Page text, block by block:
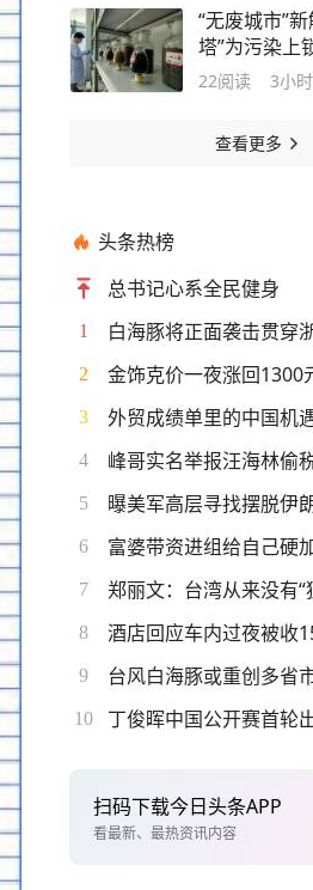
“无废城市”
塔”为污染上
22阅读 3小
查看更多
头条热榜
总书记心系全民健身
1 白海豚将正面袭击贯穿
2 金饰克价一夜涨回1300
3 外贸成绩单里的中国机
4 峰哥实名举报汪海林偷
5 曝美军高层寻找摆脱伊
6 富婆带资进组给自己硬
7 郑丽文：台湾从来没有“
8 酒店回应车内过夜被收
9 台风白海豚或重创多省
10 丁俊晖中国公开赛首轮
扫码下载今日头条APP
看最新、最热资讯内容